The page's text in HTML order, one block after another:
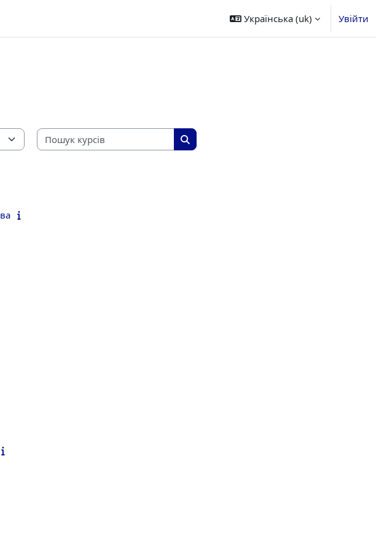
Українська ‎(uk)‎ Увійти
Пошук курсів
Пошук курсів